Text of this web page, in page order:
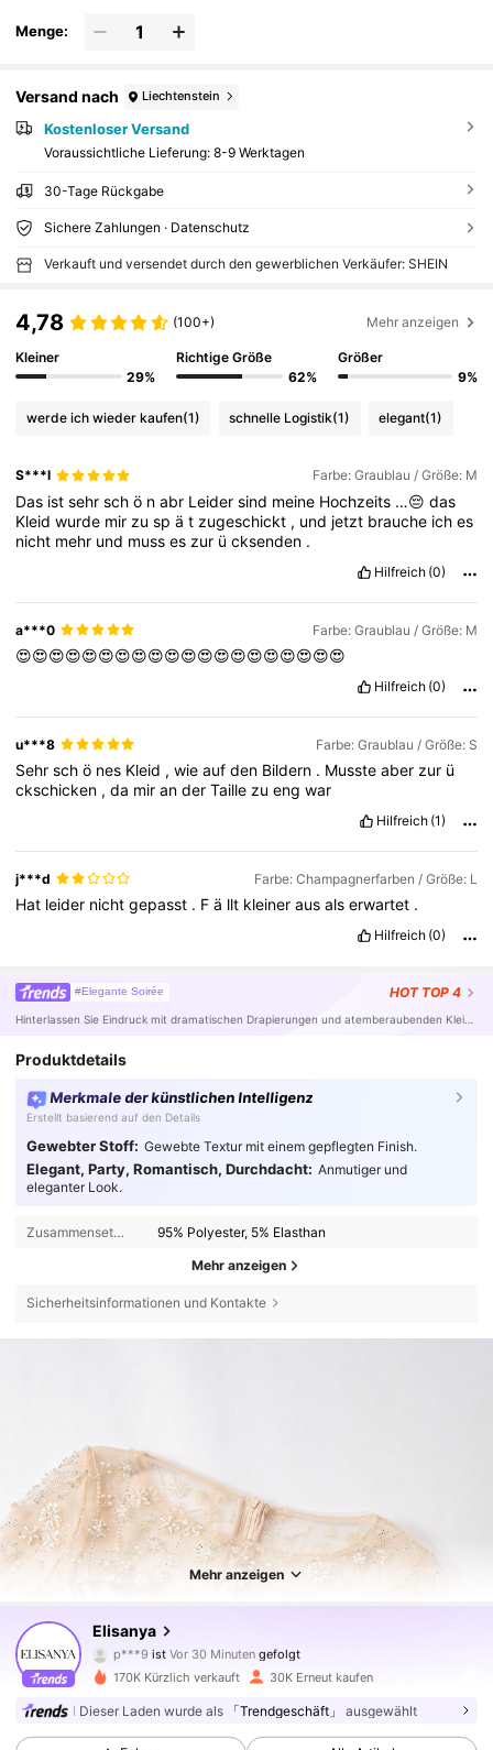
Menge:
Versand nach Liechtenstein
Kostenloser Versand
Voraussichtliche Lieferung: 8-9 Werktagen
30-Tage Rückgabe
Sichere Zahlungen · Datenschutz
Verkauft und versendet durch den gewerblichen Verkäufer: SHEIN
4,78 (100+) Mehr anzeigen
Kleiner
29%
Richtige Größe
62%
Größer
9%
werde ich wieder kaufen(1) schnelle Logistik(1) elegant(1)
S***l Farbe: Graublau / Größe: M
Das istsehrschö nabr Leidersind meine Hochzeits …😔das
Kleidwurde mir zuspät zugeschickt , und jetzt brauche iches
nicht mehr und musses zur ücksenden .
Hilfreich (0)
a***0 Farbe: Graublau / Größe: M
😍😍😍😍😍😍😍😍😍😍😍😍😍😍😍😍😍😍😍😍
Hilfreich (0)
u***8 Farbe: Graublau / Größe: S
Sehrschö nes Kleid ,wieaufden Bildern . Mussteaber zur ü
ckschicken ,da miranderTaille zuengwar
Hilfreich (1)
j***d Farbe: Champagnerfarben / Größe: L
Hat leider nichtgepasst . Fä llt kleinerausalserwartet .
Hilfreich (0)
#Elegante Soirée HOT TOP 4
Produktdetails
Merkmale der künstlichen Intelligenz
Erstellt basierend auf den Details
Gewebter Stoff: Gewebte Textur mit einem gepflegten Finish.
Elegant, Party, Romantisch, Durchdacht: Anmutiger und
eleganter Look.
Zusammensetzung: 95% Polyester, 5% Elasthan
Mehr anzeigen
Sicherheitsinformationen und Kontakte
Mehr anzeigen
Elisanya
p***9istVor 30 Minuten
c***3ist am Durchsuchen
4,76
148K Follower
4,76
170K Kürzlich verkauft 30K Erneut kaufen
Dieser Laden wurde als 「Trendgeschäft」 ausgewählt